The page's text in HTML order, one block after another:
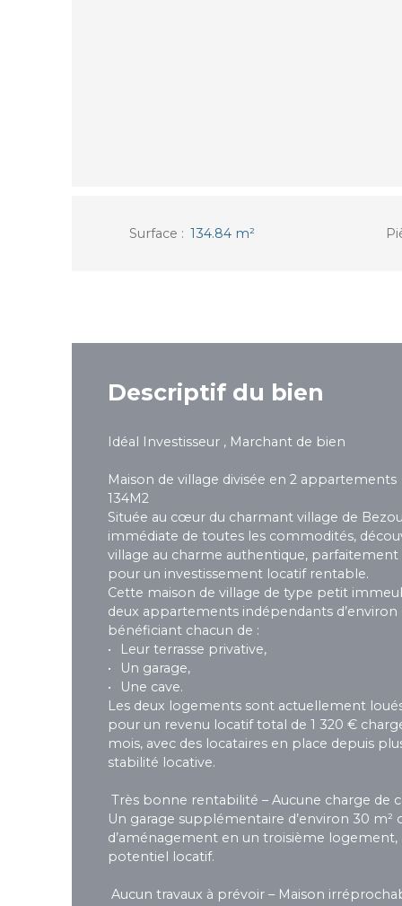
Surface : 134.84 m²
Descriptif du bien
Idéal Investisseur , Marchant de bien
Maison de village divisée en 2
134M2
Située au cœur du charmant village de
immédiate de toutes les commodités,
village au charme authentique,
pour un investissement locatif rentable.
Cette maison de village de type petit
deux appartements indépendants d’environ
bénéficiant chacun de :
Leur terrasse privative,
Un garage,
Une cave.
Les deux logements sont actuellement
pour un revenu locatif total de 1 320 €
mois, avec des locataires en place depuis
stabilité locative.
Très bonne rentabilité – Aucune charge de
Un garage supplémentaire d’environ 30 m²
d’aménagement en un troisième
potentiel locatif.
Aucun travaux à prévoir – Maison